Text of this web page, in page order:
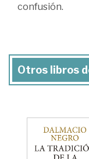
confusión.
Otros libros